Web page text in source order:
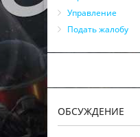
Управление
Подать жалобу
ОБСУЖДЕНИЕ